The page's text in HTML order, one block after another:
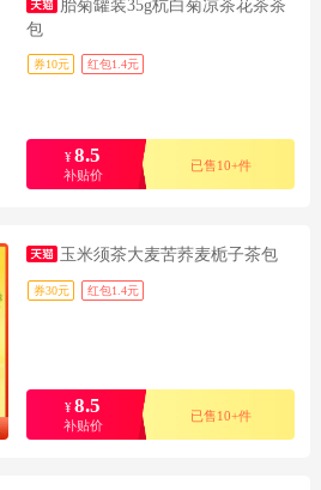
胎菊罐装35g杭白菊凉茶花茶茶
包
券10元 红包1.4元
¥8.5
补贴价
已售10+件
玉米须茶大麦苦荞麦栀子茶包
券30元 红包1.4元
¥8.5
补贴价
已售10+件